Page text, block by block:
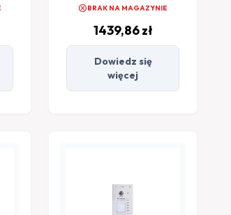
cancelBRAK NA MAGAZYNIE
1439,86zł
Dowiedz się
więcej